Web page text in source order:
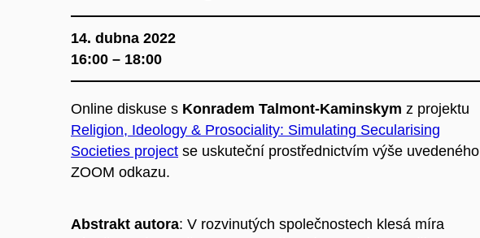
14. dubna 2022
16:00 – 18:00
Online diskuse s Konradem Talmont-Kaminskym z projektu
Religion, Ideology & Prosociality: Simulating Secularising
Societies project se uskuteční prostřednictvím výše uvedeného
ZOOM odkazu.
Abstrakt autora: V rozvinutých společnostech klesá míra